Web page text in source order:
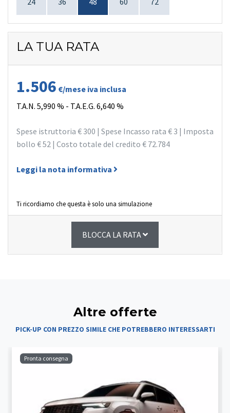
LA TUA RATA
1.506 €/mese iva inclusa
T.A.N. 5,990 % - T.A.E.G. 6,640 %
Spese istruttoria € 300 | Spese Incasso rata € 3 | Imposta
bollo € 52 | Costo totale del credito € 72.784
Leggi la nota informativa
Ti ricordiamo che questa è solo una simulazione
BLOCCA LA RATA
Altre offerte
PICK-UP CON PREZZO SIMILE CHE POTREBBERO INTERESSARTI
Pronta consegna